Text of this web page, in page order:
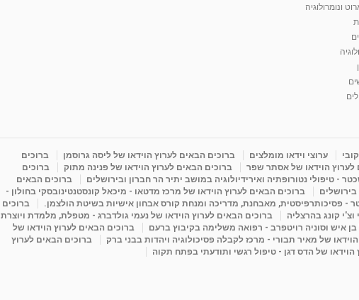
ונומרולוגיה
ערוצי וידאו מומלצים ברוכים הבאים לערוץ הוידאו של ליסה גרוסמן
ברוכים
לערוץ הוידאו של אסתר שפר ברוכים הבאים לערוץ הוידאו של פנינה מתוק
ברוכים
- טיפולי נטורופתיה ואירידיולוגיה במושב יתיר הר חברון ובירושלים
ברוכים הבאים
בירושלים
ברוכים הבאים לערוץ הוידאו של מרכז מדטאו - מיכאל קונסטנטינובסקי בחולון -
- פסיכותרפיסטית, מאבחנת, מדריכה ומנחת קורס אבחון אישיות בשיטת הולצמן.
ברוכים
קונג בהרצליה
ברוכים הבאים לערוץ הוידאו של נעמי גולדברג - מטפלת, מלמדת ויוצרת
איש וסוניה רויטפרב - רפואה משלימה בקיבוץ ברעם
ברוכים הבאים לערוץ הוידאו של
של מאיר תבורי - מרכז לקבלה פסיכולוגיה ויהדות בבני ברק
ברוכים הבאים לערוץ
הוידאו של הדס דגן - טיפול רגשי ותודעתי בפתח תקוה